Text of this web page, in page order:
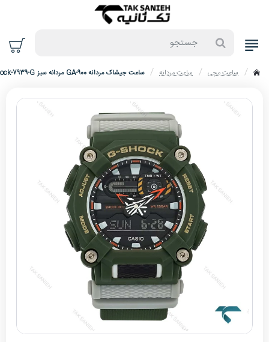
home
ساعت مچی ساعت مردانه ساعت جیشاک مردانه GA-900 مردانه سبز Gshock-7939-G